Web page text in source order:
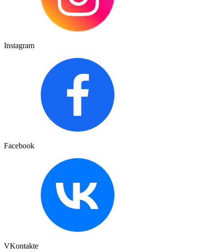
Instagram
Facebook
VKontakte